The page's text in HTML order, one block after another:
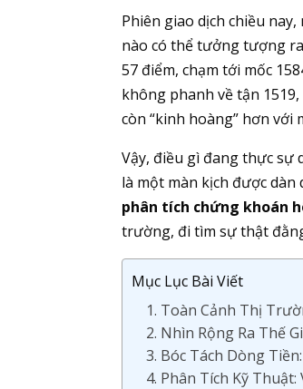
Phiên giao dịch chiều
nào có thể tưởng tượng
57 điểm, chạm tới mốc
không phanh về tận
còn “kinh hoàng” hơn
Vậy, điều gì đang thực sự
là một màn kịch được
phân tích chứng khoán
trường, đi tìm sự thật
Mục Lục Bài Viết
1. Toàn Cảnh Thị
2. Nhìn Rộng Ra Thế
3. Bóc Tách Dòng
4. Phân Tích Kỹ